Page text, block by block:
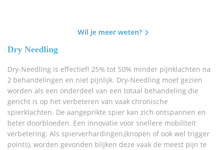
Wil je meer weten?
Dry Needling
Dry-Needling is effectief! 25% tot 50% minder pijnklachten na
2 behandelingen en niet pijnlijk. Dry-Needling moet gezien
worden als een onderdeel van een totaal behandeling die
gericht is op het verbeteren van vaak chronische
spierklachten. De aangeprikte spier kan zich ontspannen en
beter doorbloeden. Een innovatie voor snellere mobiliteit
verbetering. Als spierverhardingen,(knopen of ook wel trigger
points), worden gevonden blijken deze vaak de meest pijn te